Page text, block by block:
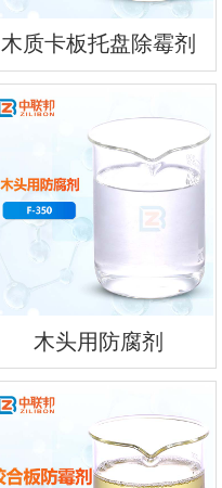
木质卡板托盘除霉剂
木头用防腐剂